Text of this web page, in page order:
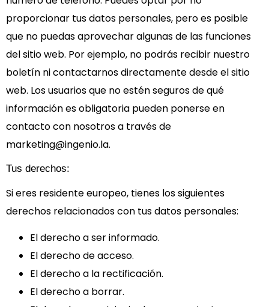
proporcionar tus datos personales, pero es posible
que no puedas aprovechar algunas de las funciones
del sitio web. Por ejemplo, no podrás recibir nuestro
boletín ni contactarnos directamente desde el sitio
web. Los usuarios que no estén seguros de qué
información es obligatoria pueden ponerse en
contacto con nosotros a través de
marketing@ingenio.la.
Tus derechos:
Si eres residente europeo, tienes los siguientes
derechos relacionados con tus datos personales:
El derecho a ser informado.
El derecho de acceso.
El derecho a la rectificación.
El derecho a borrar.